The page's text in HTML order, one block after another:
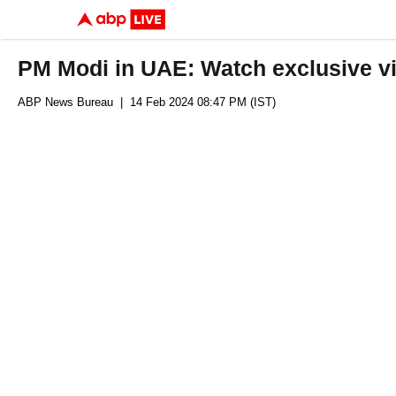
PM Modi in UAE: Watch exclusive
ABP News Bureau | 14 Feb 2024 08:47 PM (IST)